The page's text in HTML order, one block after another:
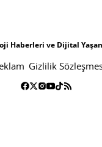
Haberleri ve Dijital
Gizlilik